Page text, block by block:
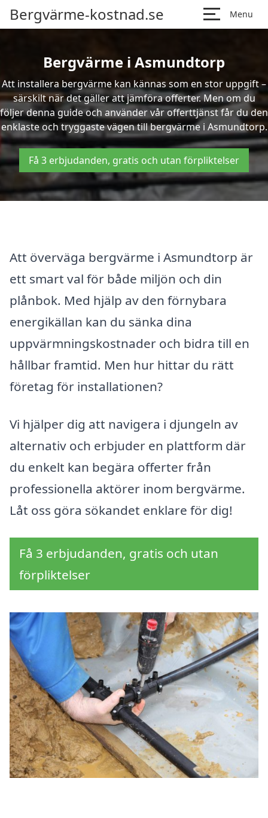
Bergvärme-kostnad.se Menu
Bergvärme i Asmundtorp
Att installera bergvärme kan kännas som en stor uppgift –
särskilt när det gäller att jämföra offerter. Men om du
följer denna guide och använder vår offerttjänst får du den
enklaste och tryggaste vägen till bergvärme i Asmundtorp.
Få 3 erbjudanden, gratis och utan förpliktelser
Att överväga bergvärme i Asmundtorp är
ett smart val för både miljön och din
plånbok. Med hjälp av den förnybara
energikällan kan du sänka dina
uppvärmningskostnader och bidra till en
hållbar framtid. Men hur hittar du rätt
företag för installationen?
Vi hjälper dig att navigera i djungeln av
alternativ och erbjuder en plattform där
du enkelt kan begära offerter från
professionella aktörer inom bergvärme.
Låt oss göra sökandet enklare för dig!
Få 3 erbjudanden, gratis och utan
förpliktelser